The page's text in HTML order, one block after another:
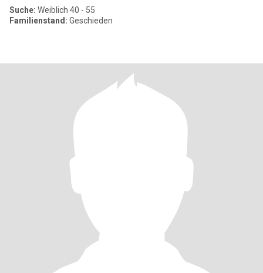
Suche: Weiblich 40 - 55
Familienstand: Geschieden